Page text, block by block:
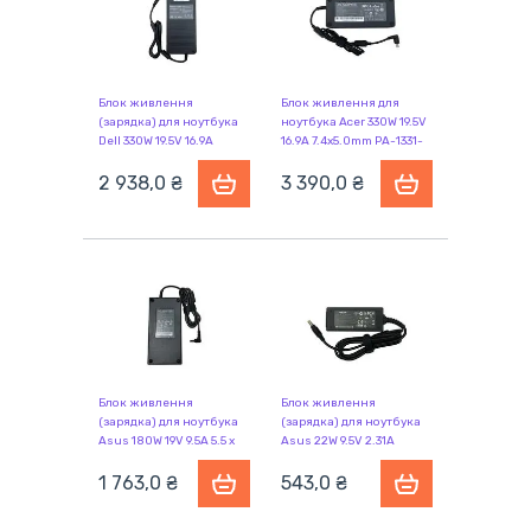
Блок живлення
(зарядка) для ноутбука
Dell 330W 19.5V 16.9A
7.4x5.0mm 0Y90RR OEM
2 938,0 ₴
Блок живлення для
ноутбука Acer 330W 19.5V
16.9A 7.4x5.0mm PA-1331-
3 390,0 ₴
Блок живлення
(зарядка) для ноутбука
Asus 180W 19V 9.5A 5.5 x
2.5mm 04-266005910 OEM
1 763,0 ₴
Блок живлення
(зарядка) для ноутбука
Asus 22W 9.5V 2.31A
4.8x1.7mm AS2315BH OEM
543,0 ₴